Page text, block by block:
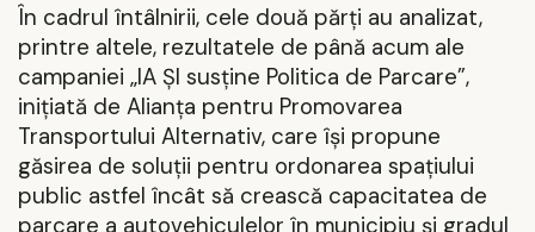
În cadrul întâlnirii, cele două părți au analizat,
printre altele, rezultatele de până acum ale
campaniei „IA ȘI susține Politica de Parcare”,
inițiată de Alianța pentru Promovarea
Transportului Alternativ, care își propune
găsirea de soluții pentru ordonarea spațiului
public astfel încât să crească capacitatea de
parcare a autovehiculelor în municipiu și gradul